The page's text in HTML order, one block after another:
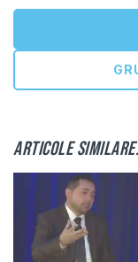
Articole similare: